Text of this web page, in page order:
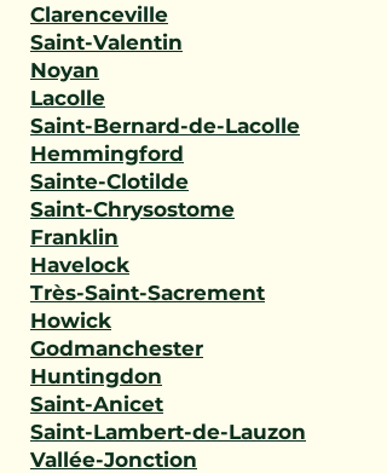
Clarenceville
Saint-Valentin
Noyan
Lacolle
Saint-Bernard-de-Lacolle
Hemmingford
Sainte-Clotilde
Saint-Chrysostome
Franklin
Havelock
Très-Saint-Sacrement
Howick
Godmanchester
Huntingdon
Saint-Anicet
Saint-Lambert-de-Lauzon
Vallée-Jonction